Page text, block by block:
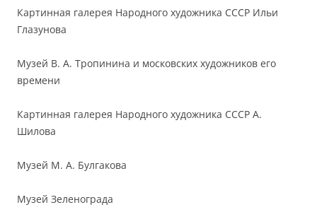
Картинная галерея Народного художника СССР Ильи
Глазунова
Музей В. А. Тропинина и московских художников его
времени
Картинная галерея Народного художника СССР А.
Шилова
Музей М. А. Булгакова
Музей Зеленограда